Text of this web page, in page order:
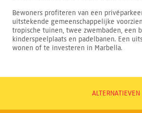
Bewoners profiteren van een
uitstekende gemeenschappelijke
tropische tuinen, twee zwembaden, een
kinderspeelplaats en padelbanen. Een
wonen of te investeren in Marbella.
ALTERNATIEVEN